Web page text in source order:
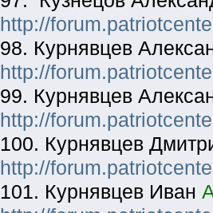
http://
98. Курнявцев
http://
99. Курнявцев
http://
100. Курнявцев
http://
101. Курнявцев Иван